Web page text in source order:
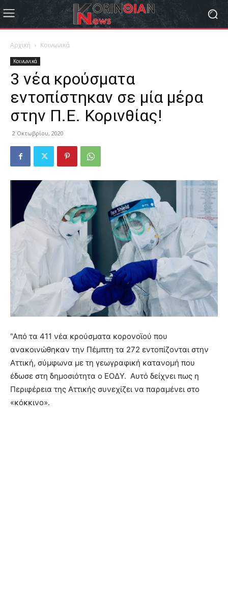
Αρχική Κοινωνικά
Κοινωνικά
3 νέα κρούσματα
εντοπίστηκαν σε μία μέρα
στην Π.Ε. Κορινθίας!
2 Οκτωβρίου, 2020
“Από τα 411 νέα κρούσματα κορονοϊού που
ανακοινώθηκαν την Πέμπτη τα 272 εντοπίζονται στην
Αττική, σύμφωνα με τη γεωγραφική κατανομή που
έδωσε στη δημοσιότητα ο ΕΟΔΥ. Αυτό δείχνει πως η
Περιφέρεια της Αττικής συνεχίζει να παραμένει στο
«κόκκινο».